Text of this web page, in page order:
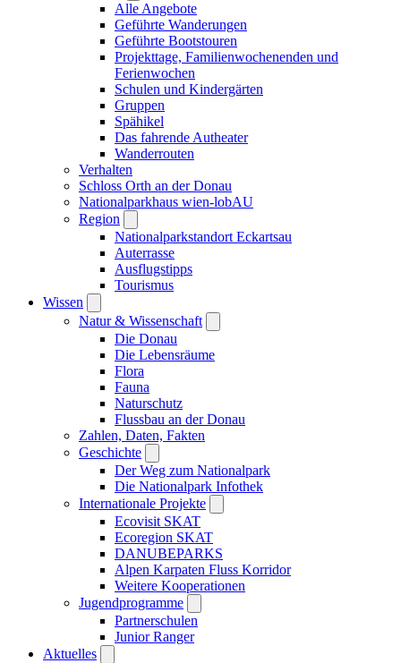
Alle Angebote
Geführte Wanderungen
Geführte Bootstouren
Projekttage, Familienwochenenden und
Ferienwochen
Schulen und Kindergärten
Gruppen
Spähikel
Das fahrende Autheater
Wanderrouten
Verhalten
Schloss Orth an der Donau
Nationalparkhaus wien-lobAU
Region
Nationalparkstandort Eckartsau
Auterrasse
Ausflugstipps
Tourismus
Wissen
Natur & Wissenschaft
Die Donau
Die Lebensräume
Flora
Fauna
Naturschutz
Flussbau an der Donau
Zahlen, Daten, Fakten
Geschichte
Der Weg zum Nationalpark
Die Nationalpark Infothek
Internationale Projekte
Ecovisit SKAT
Ecoregion SKAT
DANUBEPARKS
Alpen Karpaten Fluss Korridor
Weitere Kooperationen
Jugendprogramme
Partnerschulen
Junior Ranger
Aktuelles